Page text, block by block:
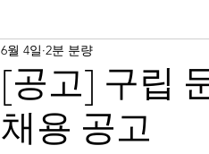
[공고] 구립
채용 공고
6월 4일 2분 분량